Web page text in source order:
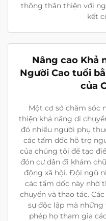
thông thân thiện với
kết
Nâng cao Khả
Người Cao tuổi
của
Một cơ sở chăm sóc
thiện khả năng di
đó nhiều người phụ
các tấm dốc hỗ trợ
của chúng tôi để tạo
đón cư dân đi khám
động xã hội. Đội ngũ
các tấm dốc này nhờ
chuyển và thao tác.
sự độc lập mà
phép họ tham gia